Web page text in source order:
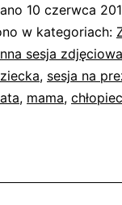
prezent
–
roczek
Gabrysia
10 czerwca
w kategoriach:
sesja zdjęciowa
, sesja na
, mama, chłopiec